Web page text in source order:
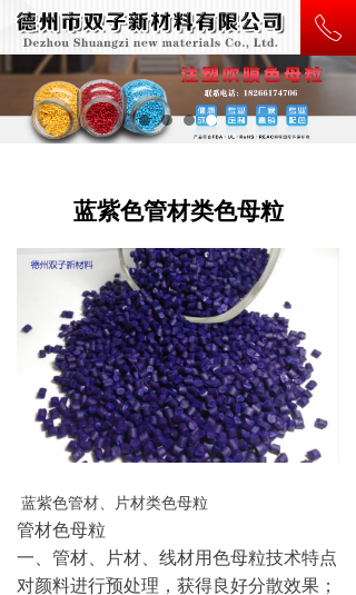
ꂅ
蓝紫色管材类色母粒
蓝紫色管材、片材类色母粒
管材色母粒
一、管材、片材、线材用色母粒技术特点
对颜料进行预处理，获得良好分散效果；